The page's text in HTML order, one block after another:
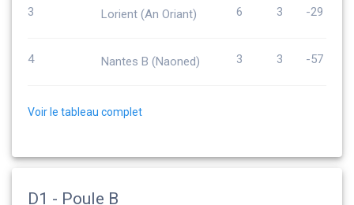
3 Lorient (An Oriant) 6 3 -29
4 Nantes B (Naoned) 3 3 -57
Voir le tableau complet
D1 - Poule B